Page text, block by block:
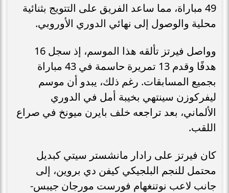
49 مباراة، مما ساعد الفريق على التتويج بثنائية
محلية والوصول إلى نهائي الدوري الأوروبي.
وواصل فيرتز تألقه هذا الموسم، إذ سجل 16
هدفًا وقدم 13 تمريرة حاسمة في 43 مباراة
بجميع المسابقات. رغم ذلك، يبدو أن موسم
ليفركوزن سينتهي بخيبة أمل في الدوري
الألماني، بعد تراجعه خلف بايرن ميونخ في صراع
اللقب.
كان فيرتز على رادار مانشستر سيتي كبديل
محتمل للنجم البلجيكي كيفن دي بروين، إلى
جانب لاعب نوتنغهام فورست مورجان جيبس-